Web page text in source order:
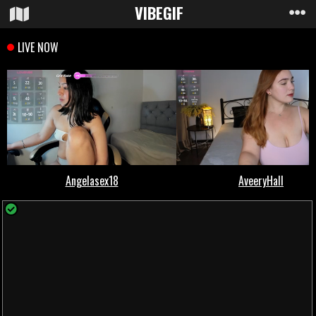
VIBEGIF